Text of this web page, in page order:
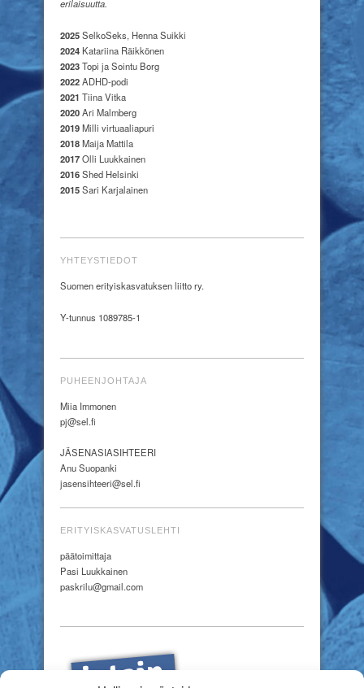
erilaisuutta.
2025SelkoSeks, Henna Suikki
2024 Katariina Räikkönen
2023Topi ja Sointu Borg
2022ADHD-podi
2021 Tiina Vitka
2020Ari Malmberg
2019Milli virtuaaliapuri
2018Maija Mattila
2017Olli Luukkainen
2016Shed Helsinki
2015Sari Karjalainen
YHTEYSTIEDOT
Suomen erityiskasvatuksen liitto ry.
Y-tunnus 1089785-1
PUHEENJOHTAJA
Miia Immonen
pj@sel.fi
JÄSENASIASIHTEERI
Anu Suopanki
jasensihteeri@sel.fi
ERITYISKASVATUSLEHTI
päätoimittaja
Pasi Luukkainen
paskrilu@gmail.com